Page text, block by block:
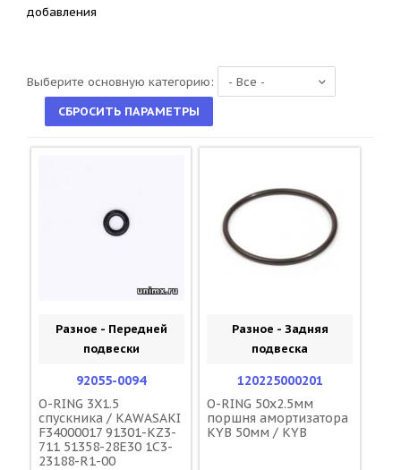
добавления
Выберите основную категорию:
Разное - Передней
подвески
92055-0094
O-RING 3X1.5
спускника / KAWASAKI
F34000017 91301-KZ3-
711 51358-28E30 1C3-
23188-R1-00
Разное - Задняя
подвеска
120225000201
O-RING 50x2.5мм
поршня амортизатора
KYB 50мм / KYB